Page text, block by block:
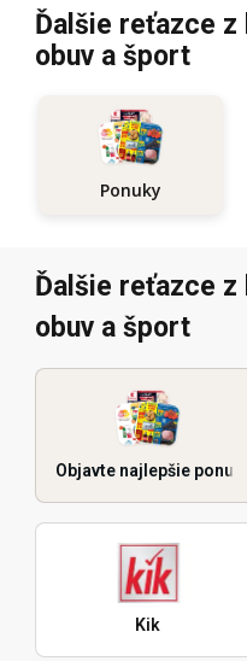
Ďalšie reťazce z
obuv a šport
Ponuky
Ďalšie reťazce z
obuv a šport
Objavte najlepšie ponuky
Kik